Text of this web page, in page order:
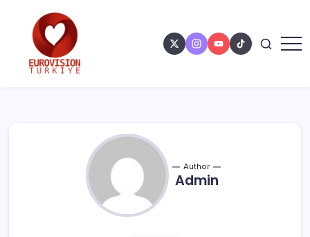
Author
Admin